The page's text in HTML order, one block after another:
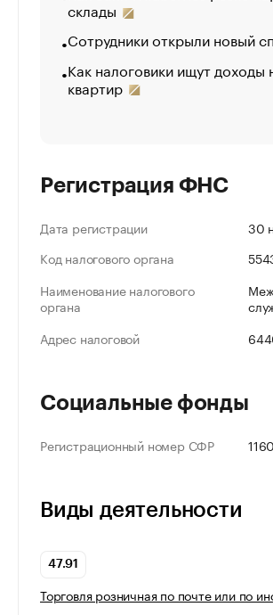
склады
Сотрудники открыли новый
Как налоговики ищут
квартир
Регистрация ФНС
Дата регистрации
30
Код налогового органа
Наименование налогового
органа
Адрес налоговой
Социальные фонды
Регистрационный номер СФР
Виды деятельности
47.91
Торговля розничная по почте или по